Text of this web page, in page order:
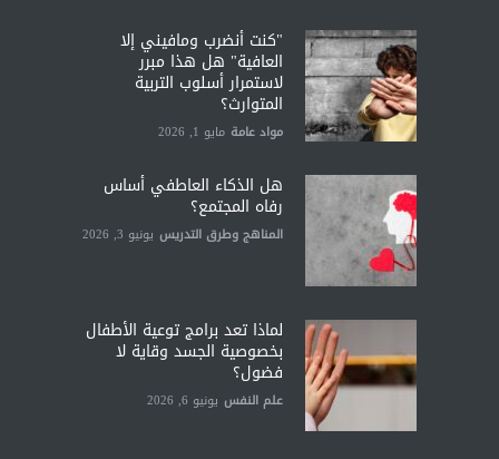
"كنت أنضرب ومافيني إلا
العافية" هل هذا مبرر
لاستمرار أسلوب التربية
المتوارث؟
مواد عامة مايو 1, 2026
هل الذكاء العاطفي أساس
رفاه المجتمع؟
المناهج وطرق التدريس يونيو 3, 2026
لماذا تعد برامج توعية الأطفال
بخصوصية الجسد وقاية لا
فضول؟
علم النفس يونيو 6, 2026